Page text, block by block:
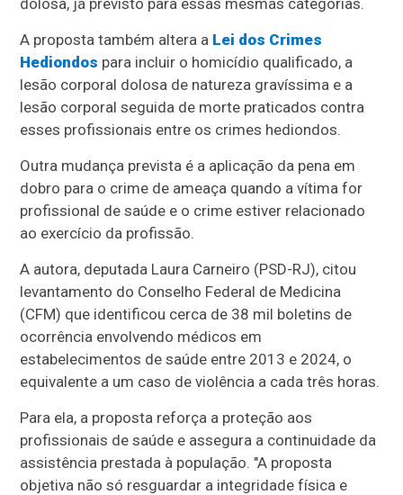
A proposta também altera a Lei dos Crimes
Hediondos para incluir o homicídio qualificado, a
lesão corporal dolosa de natureza gravíssima e a
lesão corporal seguida de morte praticados contra
esses profissionais entre os crimes hediondos.
Outra mudança prevista é a aplicação da pena em
dobro para o crime de ameaça quando a vítima for
profissional de saúde e o crime estiver relacionado
ao exercício da profissão.
A autora, deputada Laura Carneiro (PSD-RJ), citou
levantamento do Conselho Federal de Medicina
(CFM) que identificou cerca de 38 mil boletins de
ocorrência envolvendo médicos em
estabelecimentos de saúde entre 2013 e 2024, o
equivalente a um caso de violência a cada três horas.
Para ela, a proposta reforça a proteção aos
profissionais de saúde e assegura a continuidade da
assistência prestada à população. "A proposta
objetiva não só resguardar a integridade física e